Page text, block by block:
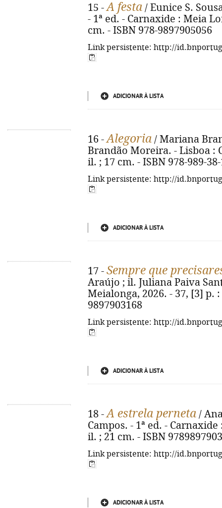
15 -A festa / Eunice S.
- 1ª ed. - Carnaxide : Meia
cm. - ISBN 978-9897905056
Link persistente: http://
ADICIONAR À LISTA
16 -Alegoria / Mariana
Brandão Moreira. - Lisboa :
il. ; 17 cm. - ISBN 978-989-
Link persistente: http://
ADICIONAR À LISTA
17 - Sempre que
Araújo ; il. Juliana Paiva
Meialonga, 2026. - 37, [3] p.
9897903168
Link persistente: http://
ADICIONAR À LISTA
18 -A estrela perneta /
Campos. - 1ª ed. -
il. ; 21 cm. - ISBN
Link persistente: http://
ADICIONAR À LISTA